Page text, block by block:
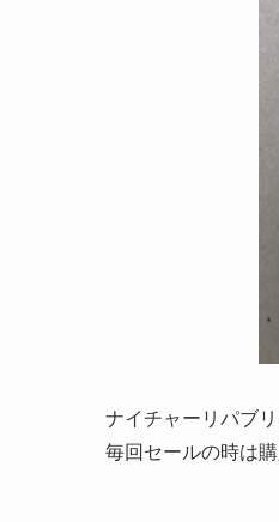
ナイチャーリパブ
毎回セールの時は